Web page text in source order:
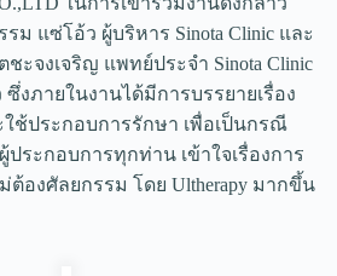
ม แซ่โอ้ว ผู้บริหาร Sinota Clinic และ
จงเจริญ แพทย์ประจำ Sinota Clinic
งภายในงานได้มีการบรรยายเรื่อง
ช้ประกอบการรักษา เพื่อเป็นกรณี
ระกอบการทุกท่าน เข้าใจเรื่องการ
องศัลยกรรม โดย Ultherapy มากขึ้น